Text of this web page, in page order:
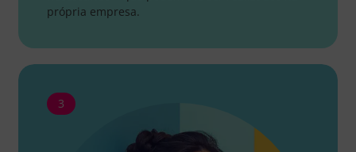
própria empresa.
3